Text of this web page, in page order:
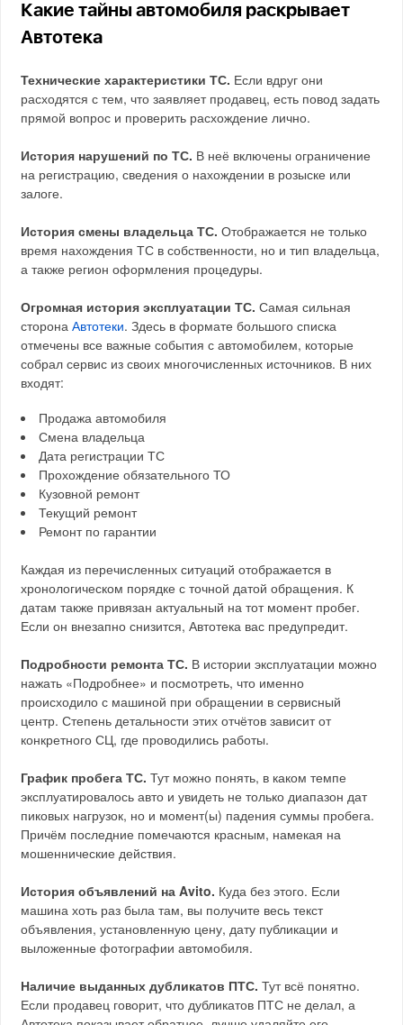
Какие тайны автомобиля раскрывает
Автотека
Технические характеристики ТС. Если вдруг они
расходятся с тем, что заявляет продавец, есть повод задать
прямой вопрос и проверить расхождение лично.
История нарушений по ТС. В неё включены ограничение
на регистрацию, сведения о нахождении в розыске или
залоге.
История смены владельца ТС. Отображается не только
время нахождения ТС в собственности, но и тип владельца,
а также регион оформления процедуры.
Огромная история эксплуатации ТС. Самая сильная
сторонаАвтотеки. Здесь в формате большого списка
отмечены все важные события с автомобилем, которые
собрал сервис из своих многочисленных источников. В них
входят:
Продажа автомобиля
Смена владельца
Дата регистрации ТС
Прохождение обязательного ТО
Кузовной ремонт
Текущий ремонт
Ремонт по гарантии
Каждая из перечисленных ситуаций отображается в
хронологическом порядке с точной датой обращения. К
датам также привязан актуальный на тот момент пробег.
Если он внезапно снизится, Автотека вас предупредит.
Подробности ремонта ТС. В истории эксплуатации можно
нажать «Подробнее» и посмотреть, что именно
происходило с машиной при обращении в сервисный
центр. Степень детальности этих отчётов зависит от
конкретного СЦ, где проводились работы.
График пробега ТС. Тут можно понять, в каком темпе
эксплуатировалось авто и увидеть не только диапазон дат
пиковых нагрузок, но и момент(ы) падения суммы пробега.
Причём последние помечаются красным, намекая на
мошеннические действия.
История объявлений на Avito. Куда без этого. Если
машина хоть раз была там, вы получите весь текст
объявления, установленную цену, дату публикации и
выложенные фотографии автомобиля.
Наличие выданных дубликатов ПТС. Тут всё понятно.
Если продавец говорит, что дубликатов ПТС не делал, а